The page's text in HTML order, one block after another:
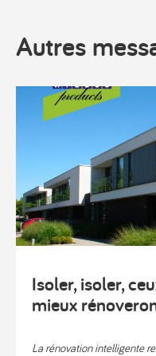
Autres
Isoler, isoler,
mieux
La rénovation intelligente